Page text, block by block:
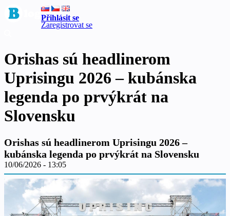
Přihlásit se
Zaregistrovat se
Orishas sú headlinerom
Uprisingu 2026 – kubánska
legenda po prvýkrát na
Slovensku
Orishas sú headlinerom Uprisingu 2026 –
kubánska legenda po prvýkrát na Slovensku
10/06/2026 - 13:05